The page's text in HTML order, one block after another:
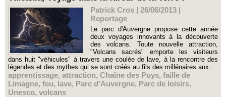
Patrick Cros | 26/06/2013 |
Reportage
Le parc d'Auvergne propose cette année
deux voyages innovants à la découverte
des volcans. Toute nouvelle attraction,
"Volcans sacrés" emporte les visiteurs
dans huit "véhicules" à travers une coulée de lave, à la rencontre des
légendes et des mythes qui se sont créés au fils des millénaires aux...
apprentissage, attraction, Chaîne des Puys, faille de
Limagne, feu, lave, Parc d'Auvergne, Parc de loisirs,
Unesco, volcans